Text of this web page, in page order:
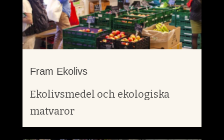
Fram Ekolivs
Ekolivsmedel och ekologiska
matvaror